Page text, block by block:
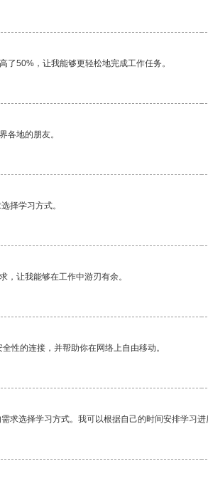
50%，让我能够更轻松地完成工作任务。
各地的朋友。
择学习方式。
，让我能够在工作中游刃有余。
性的连接，并帮助你在网络上自由移动。
求选择学习方式。我可以根据自己的时间安排学习进